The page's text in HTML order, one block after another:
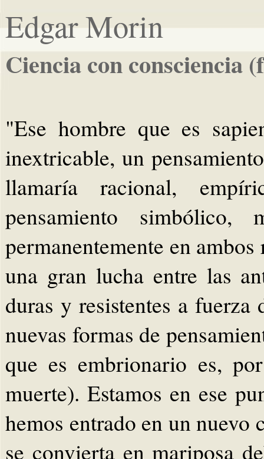
Edgar Morin
Ciencia con consciencia
"Ese hombre que es
inextricable, un
llamaría racional,
pensamiento simbólico,
permanentemente en
una gran lucha entre las
duras y resistentes a fuerza
nuevas formas de
que es embrionario es,
muerte). Estamos en ese
hemos entrado en un nuevo
se convierta en mariposa